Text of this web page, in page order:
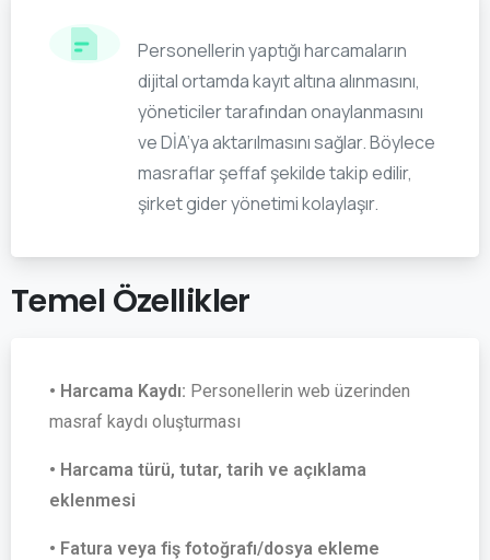
Personellerin yaptığı harcamaların
dijital ortamda kayıt altına alınmasını,
yöneticiler tarafından onaylanmasını
ve DİA’ya aktarılmasını sağlar. Böylece
masraflar şeffaf şekilde takip edilir,
şirket gider yönetimi kolaylaşır.
Temel Özellikler
• Harcama Kaydı: Personellerin web üzerinden
masraf kaydı oluşturması
• Harcama türü, tutar, tarih ve açıklama
eklenmesi
• Fatura veya fiş fotoğrafı/dosya ekleme